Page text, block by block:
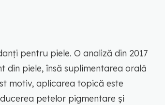
pentru piele. O analiză din 2017
piele, însă suplimentarea orală
motiv, aplicarea topică este
petelor pigmentare și